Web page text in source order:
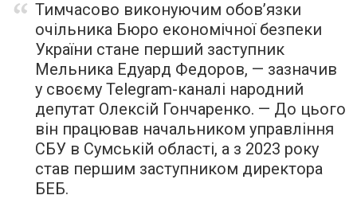
Тимчасово виконуючим обовʼязки
очільника Бюро економічної безпеки
України стане перший заступник
Мельника Едуард Федоров, — зазначив
у своєму Telegram-каналі народний
депутат Олексій Гончаренко. — До цього
він працював начальником управління
СБУ в Сумській області, а з 2023 року
став першим заступником директора
БЕБ.